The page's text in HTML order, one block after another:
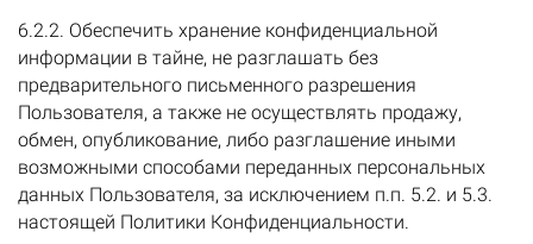
6.2.2. Обеспечить хранение конфиденциальной
информации в тайне, не разглашать без
предварительного письменного разрешения
Пользователя, а также не осуществлять продажу,
обмен, опубликование, либо разглашение иными
возможными способами переданных персональных
данных Пользователя, за исключением п.п. 5.2. и 5.3.
настоящей Политики Конфиденциальности.